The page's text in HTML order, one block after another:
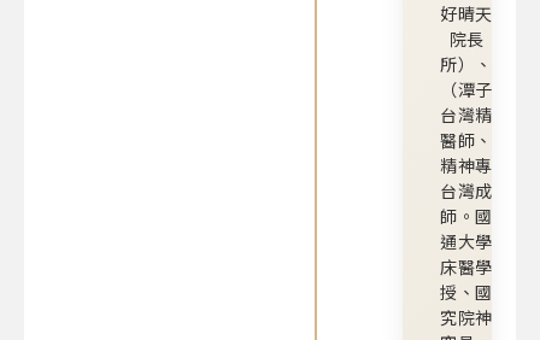
好晴天身心
院長（北
所）、主治
（潭子院所
台灣精神科
醫師、台灣
精神專科醫
台灣成癮專
師。國立陽
通大學醫學
床醫學研究
授、國家衛
究院神醫中